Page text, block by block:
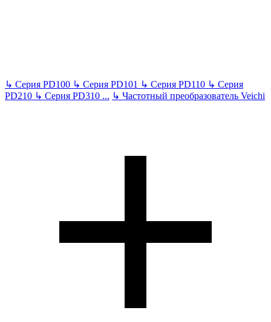
↳ Серия PD100 ↳ Серия PD101 ↳ Серия PD110 ↳ Серия
PD210 ↳ Серия PD310 ... ↳ Частотный преобразователь Veichi